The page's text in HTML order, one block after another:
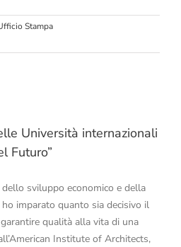
Stampa
Università internazionali
Futuro”
sviluppo economico e della
imparato quanto sia decisivo il
qualità alla vita di una
Institute of Architects,